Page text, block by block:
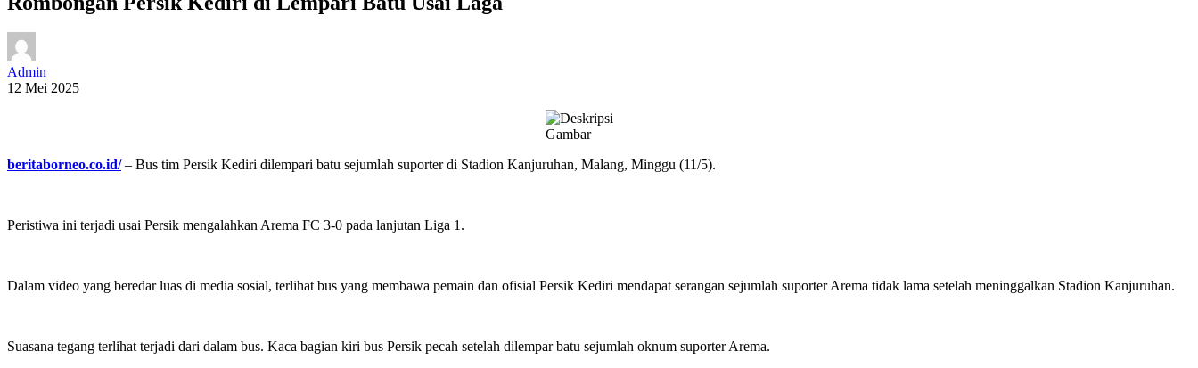
Admin
12 Mei 2025
beritaborneo.co.id/– Bus tim Persik Kediri dilempari batu sejumlah suporter di Stadion Kanjuruhan, Malang, Minggu (11/5).
Peristiwa ini terjadi usai Persik mengalahkan Arema FC 3-0 pada lanjutan Liga 1.
Dalam video yang beredar luas di media sosial, terlihat bus yang membawa pemain dan ofisial Persik Kediri mendapat serangan sejumlah suporter Arema tidak lama setelah meninggalkan Stadion Kanjuruhan.
Suasana tegang terlihat terjadi dari dalam bus. Kaca bagian kiri bus Persik pecah setelah dilempar batu sejumlah oknum suporter Arema.